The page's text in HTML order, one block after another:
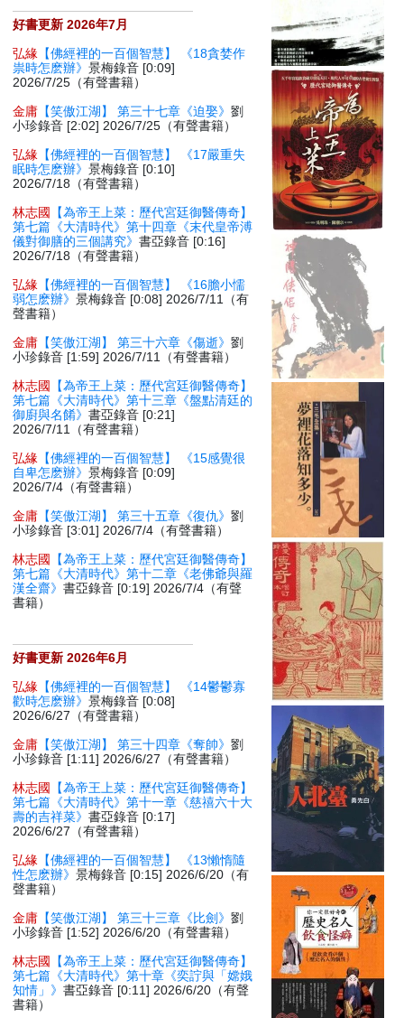
好書更新 2026年7月
弘緣 【佛經裡的一百個智慧】 《18貪婪作
祟時怎麽辦》景梅錄音 [0:09]
2026/7/25（有聲書籍）
金庸 【笑傲江湖】 第三十七章《迫娶》劉
小珍錄音 [2:02] 2026/7/25（有聲書籍）
弘緣 【佛經裡的一百個智慧】 《17嚴重失
眠時怎麽辦》景梅錄音 [0:10]
2026/7/18（有聲書籍）
林志國
【為帝王上菜：歷代宮廷御醫傳奇】
第七篇《大清時代》第十四章《末代皇帝溥
儀對御膳的三個講究》書亞錄音 [0:16]
2026/7/18（有聲書籍）
弘緣 【佛經裡的一百個智慧】 《16膽小懦
弱怎麽辦》景梅錄音 [0:08] 2026/7/11（有
聲書籍）
金庸 【笑傲江湖】 第三十六章《傷逝》劉
小珍錄音 [1:59] 2026/7/11（有聲書籍）
林志國
【為帝王上菜：歷代宮廷御醫傳奇】
第七篇《大清時代》第十三章《盤點清廷的
御廚與名餚》書亞錄音 [0:21]
2026/7/11（有聲書籍）
弘緣 【佛經裡的一百個智慧】 《15感覺很
自卑怎麽辦》景梅錄音 [0:09]
2026/7/4（有聲書籍）
金庸 【笑傲江湖】 第三十五章《復仇》劉
小珍錄音 [3:01] 2026/7/4（有聲書籍）
林志國
【為帝王上菜：歷代宮廷御醫傳奇】
第七篇《大清時代》第十二章《老佛爺與羅
漢全齋》書亞錄音 [0:19] 2026/7/4（有聲
書籍）
好書更新 2026年6月
弘緣 【佛經裡的一百個智慧】 《14鬱鬱寡
歡時怎麽辦》景梅錄音 [0:08]
2026/6/27（有聲書籍）
金庸 【笑傲江湖】 第三十四章《奪帥》劉
小珍錄音 [1:11] 2026/6/27（有聲書籍）
林志國
【為帝王上菜：歷代宮廷御醫傳奇】
第七篇《大清時代》第十一章《慈禧六十大
壽的吉祥菜》書亞錄音 [0:17]
2026/6/27（有聲書籍）
弘緣 【佛經裡的一百個智慧】 《13懶惰隨
性怎麽辦》景梅錄音 [0:15] 2026/6/20（有
聲書籍）
金庸 【笑傲江湖】 第三十三章《比劍》劉
小珍錄音 [1:52] 2026/6/20（有聲書籍）
林志國
【為帝王上菜：歷代宮廷御醫傳奇】
第七篇《大清時代》第十章《奕詝與「嫦娥
知情」》書亞錄音 [0:11] 2026/6/20（有聲
書籍）